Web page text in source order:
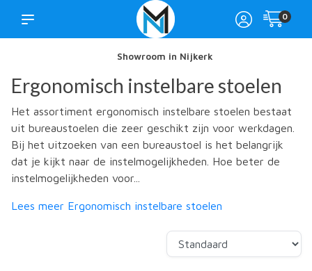
0
Showroom in Nijkerk
Ergonomisch instelbare stoelen
Het assortiment ergonomisch instelbare stoelen bestaat
uit bureaustoelen die zeer geschikt zijn voor werkdagen.
Bij het uitzoeken van een bureaustoel is het belangrijk
dat je kijkt naar de instelmogelijkheden. Hoe beter de
instelmogelijkheden voor...
Lees meer Ergonomisch instelbare stoelen